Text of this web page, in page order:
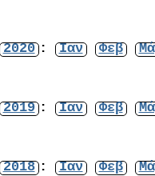
2020 : Ιαν Φεβ
2019 : Ιαν Φεβ
2018 : Ιαν Φεβ